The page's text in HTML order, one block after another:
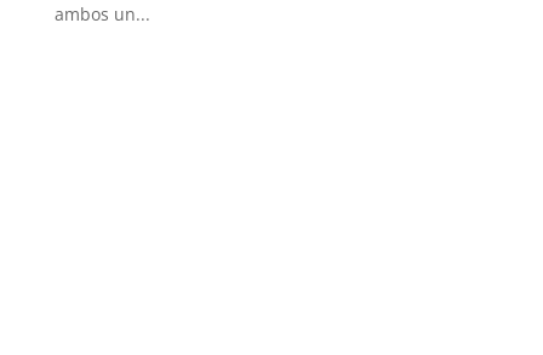
ambos un...